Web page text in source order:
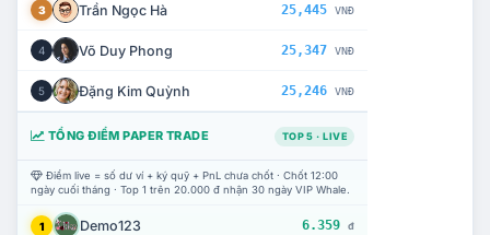
3 Trần Ngọc Hà 25,445 VNĐ
4 Võ Duy Phong 25,347 VNĐ
5 Đặng Kim Quỳnh 25,246 VNĐ
TỔNG ĐIỂM PAPER TRADE TOP 5 · LIVE
Điểm live = số dư ví + ký quỹ + PnL chưa chốt · Chốt 12:00
ngày cuối tháng · Top 1 trên 20.000 đ nhận 30 ngày VIP Whale.
1 Demo123 6.359 đ